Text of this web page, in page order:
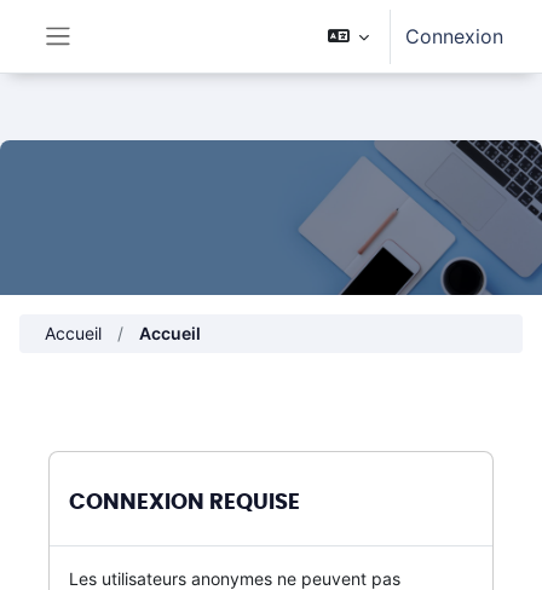
Connexion
Accueil Accueil
CONNEXION REQUISE
Les utilisateurs anonymes ne peuvent pas